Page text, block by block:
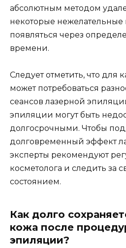
абсолютным методом
некоторые нежелательные
появляться через
времени.
Следует отметить, что для
может потребоваться
сеансов лазерной
эпиляции могут быть
долгосрочными. Чтобы
долговременный эффект
эксперты рекомендуют
косметолога и следить за
состоянием.
Как долго
кожа после
эпиляции?